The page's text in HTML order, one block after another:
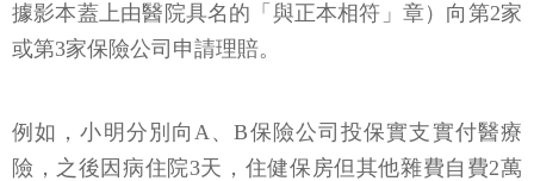
據影本蓋上由醫院具名的「與正本相符」章）向第2家
或第3家保險公司申請理賠。
例如，小明分別向A、B保險公司投保實支實付醫療
險，之後因病住院3天，住健保房但其他雜費自費2萬